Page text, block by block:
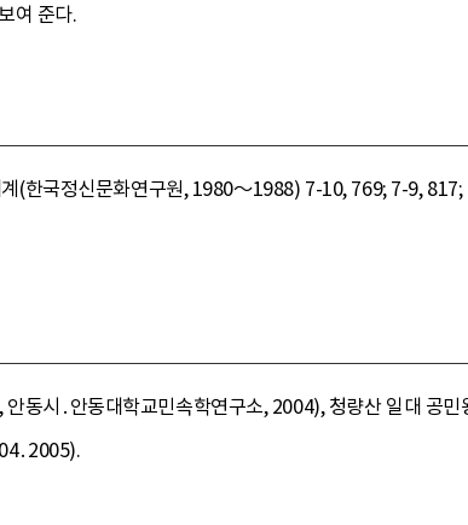
여 준다.
(한국정신문화연구원, 1980～1988) 7-10, 769; 7-9,
동시․안동대학교민속학연구소, 2004), 청량산 일대 공민